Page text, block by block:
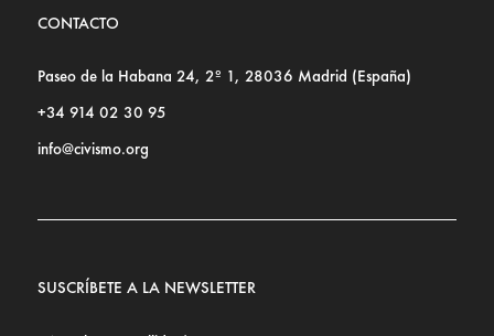
CONTACTO
Paseo de la Habana 24, 2º 1, 28036 Madrid (España)
+34 914 02 30 95
info@civismo.org
SUSCRÍBETE A LA NEWSLETTER